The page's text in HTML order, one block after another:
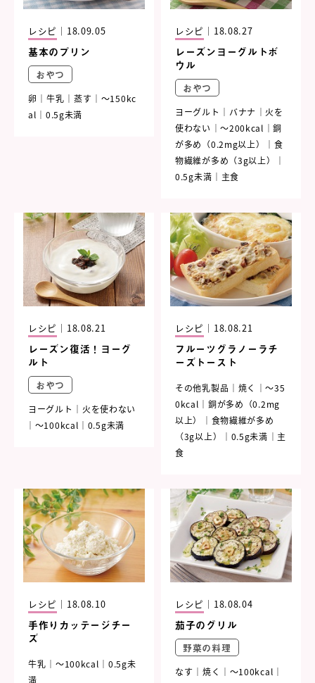
レシピ ｜ 18.09.05
基本のプリン
おやつ
卵 牛乳 蒸す
～150kc
al
0.5g未満
レシピ ｜ 18.08.27
レーズンヨーグルトボ
ウル
おやつ
ヨーグルト バナナ
火を
使わない
～200kcal
銅
が多め（0.2mg以上）
食
物繊維が多め（3g以上）
0.5g未満
主食
レシピ ｜ 18.08.21
レーズン復活！ヨーグ
ルト
おやつ
ヨーグルト
火を使わない
～100kcal
0.5g未満
レシピ ｜ 18.08.21
フルーツグラノーラチ
ーズトースト
その他乳製品 焼く
～35
0kcal
銅が多め（0.2mg
以上）
食物繊維が多め
（3g以上）
0.5g未満
主
食
レシピ ｜ 18.08.10
手作りカッテージチー
ズ
牛乳 ～100kcal
0.5g未
満
レシピ ｜ 18.08.04
茄子のグリル
野菜の料理
なす 焼く
～100kcal